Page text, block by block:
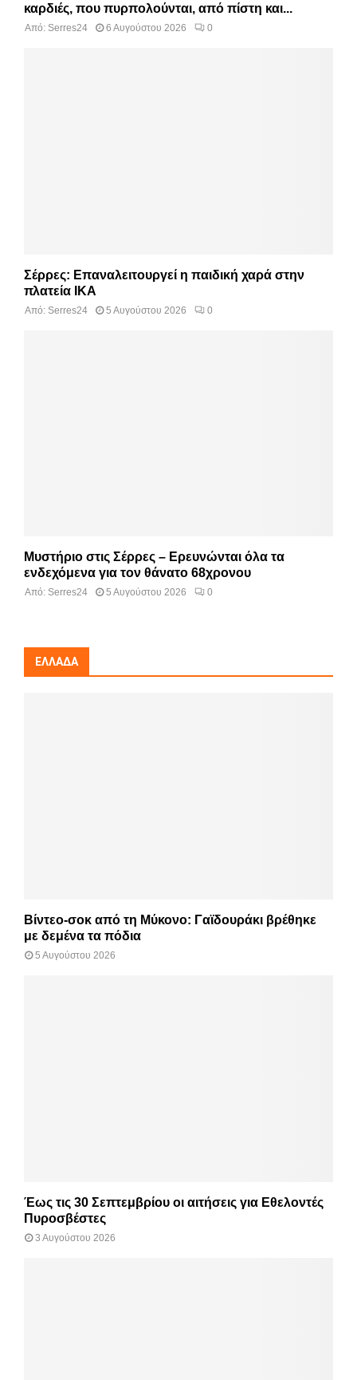
καρδιές, που πυρπολούνται, από πίστη και...
Από: Serres24 6 Αυγούστου 2026 0
Σέρρες: Επαναλειτουργεί η παιδική χαρά στην
πλατεία ΙΚΑ
Από: Serres24 5 Αυγούστου 2026 0
Μυστήριο στις Σέρρες – Ερευνώνται όλα τα
ενδεχόμενα για τον θάνατο 68χρονου
Από: Serres24 5 Αυγούστου 2026 0
ΕΛΛΆΔΑ
Βίντεο-σοκ από τη Μύκονο: Γαϊδουράκι βρέθηκε
με δεμένα τα πόδια
5 Αυγούστου 2026
Έως τις 30 Σεπτεμβρίου οι αιτήσεις για Εθελοντές
Πυροσβέστες
3 Αυγούστου 2026